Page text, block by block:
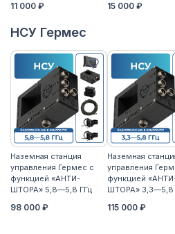
11 000 ₽ 15 000 ₽
НСУ Гермес
Наземная станция
управления Гермес с
функцией «АНТИ-
ШТОРА» 5,8—5,8 ГГц
98 000 ₽
Наземная
управления
функцией
ШТОРА» 3,3—5,8
115 000 ₽